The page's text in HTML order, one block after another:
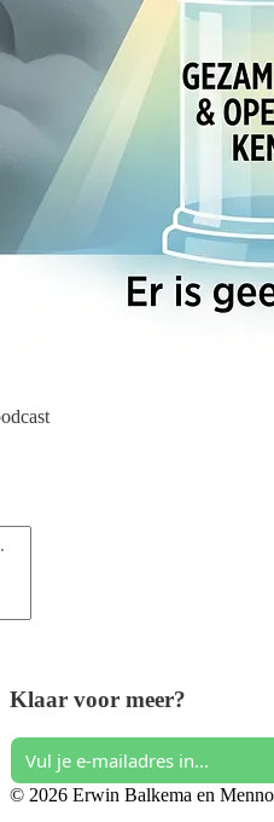
Klaar voor meer?
© 2026 Erwin Balkema en